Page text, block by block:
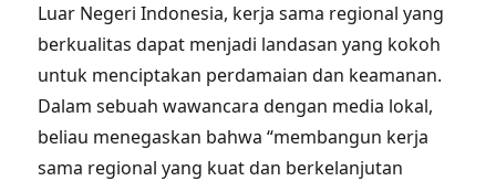
Luar Negeri Indonesia, kerja sama regional yang
berkualitas dapat menjadi landasan yang kokoh
untuk menciptakan perdamaian dan keamanan.
Dalam sebuah wawancara dengan media lokal,
beliau menegaskan bahwa “membangun kerja
sama regional yang kuat dan berkelanjutan